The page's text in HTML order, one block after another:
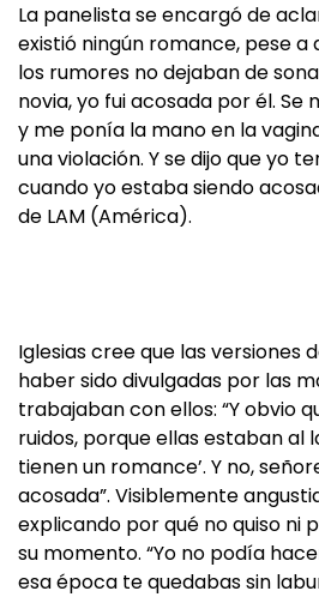
La panelista se encargó de
existió ningún romance, pese a
los rumores no dejaban de
novia, yo fui acosada por él.
y me ponía la mano en la
una violación. Y se dijo que yo
cuando yo estaba siendo
de LAM (América).
Iglesias cree que las versiones
haber sido divulgadas por las
trabajaban con ellos: “Y obvio
ruidos, porque ellas estaban al
tienen un romance’. Y no,
acosada”. Visiblemente
explicando por qué no quiso ni
su momento. “Yo no podía
esa época te quedabas sin